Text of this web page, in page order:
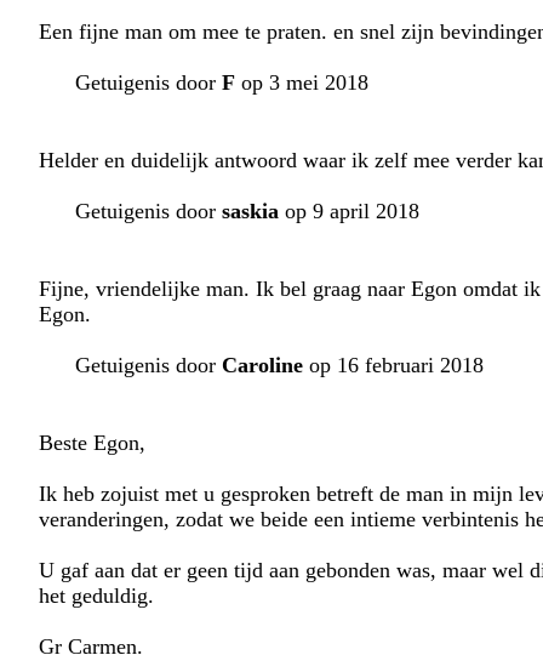
Een fijne man om mee te praten. en snel zijn
Getuigenis door F op 3 mei 2018
Helder en duidelijk antwoord waar ik zelf mee verder
Getuigenis door saskia op 9 april 2018
Fijne, vriendelijke man. Ik bel graag naar Egon omdat
Egon.
Getuigenis door Caroline op 16 februari 2018
Beste Egon,
Ik heb zojuist met u gesproken betreft de man in mijn
veranderingen, zodat we beide een intieme verbintenis
U gaf aan dat er geen tijd aan gebonden was, maar
het geduldig.
Gr Carmen.